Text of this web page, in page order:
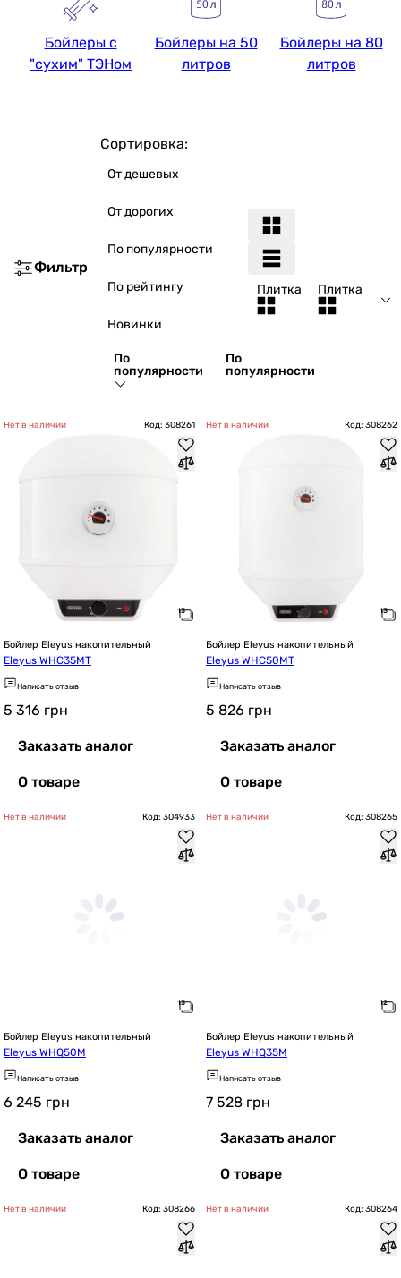
Бойлеры с
"сухим" ТЭНом
Бойлеры на 50
литров
Бойлеры на 80
литров
Фильтр
Сортировка:
От дешевых
От дорогих
По популярности
По рейтингу
Новинки
По
популярности
По
популярности
Плитка Плитка
Нет в наличии Код: 308261
Бойлер Eleyus накопительный
Eleyus WHC35MT
Написать отзыв
5 316 грн
Заказать аналог
О товаре
Нет в наличии Код: 308262
Бойлер Eleyus накопительный
Eleyus WHC50MT
Написать отзыв
5 826 грн
Заказать аналог
О товаре
Нет в наличии Код: 304933
Бойлер Eleyus накопительный
Eleyus WHQ50M
Написать отзыв
6 245 грн
Заказать аналог
О товаре
Нет в наличии Код: 308265
Бойлер Eleyus накопительный
Eleyus WHQ35M
Написать отзыв
7 528 грн
Заказать аналог
О товаре
Нет в наличии Код: 308266 Нет в наличии Код: 308264